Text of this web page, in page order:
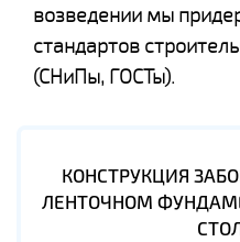
возведении мы
стандартов
(СНиПы, ГОСТы).
КОНСТРУКЦИЯ
ЛЕНТОЧНОМ